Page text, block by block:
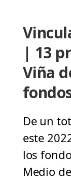
| 13
Viña
De un
este
los
Medio